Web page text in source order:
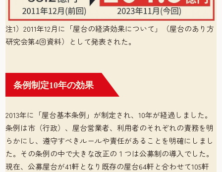
注1）2011年12月に「屋台の経済効果について」（屋台のあり方
研究会第4回資料）として発表された。
条例制定10年の効果
2013年に「屋台基本条例」が制定され、10年が経過しました。
条例は市（行政）、屋台営業者、利用者のそれぞれの責務を明
らかにし、遵守すべきルールや責任があることを明確にしまし
た。その条例の中で大きな改正の１つは公募制の導入でした。
現在、公募屋台が41軒となり既存の屋台64軒と合わせて105軒